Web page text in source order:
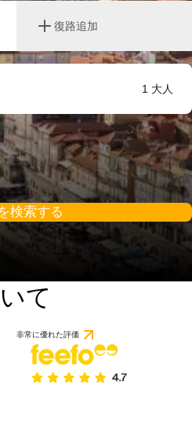
復路追加
1 大人
検索する
て
非常に優れた評価